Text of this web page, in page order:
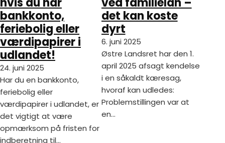
bankkonto,
feriebolig eller
værdipapirer i
udlandet!
24. juni 2025
Har du en bankkonto,
feriebolig eller
værdipapirer i udlandet, er
det vigtigt at være
opmærksom på fristen for
indberetning til…
det kan koste
dyrt
6. juni 2025
Østre Landsret har den 1.
april 2025 afsagt kendelse
i en såkaldt kæresag,
hvoraf kan udledes:
Problemstillingen var at
en…